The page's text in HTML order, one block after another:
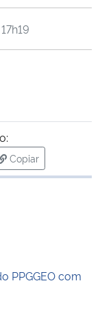
Copiar
para área de
PPGGEO com